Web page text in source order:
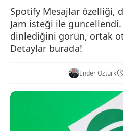
Spotify Mesajlar özelliği,
Jam isteği ile güncellendi.
dinlediğini görün, ortak
Detaylar burada!
Ender Öztürk